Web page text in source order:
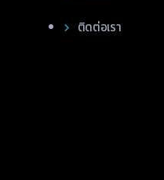
ติดต่อเรา